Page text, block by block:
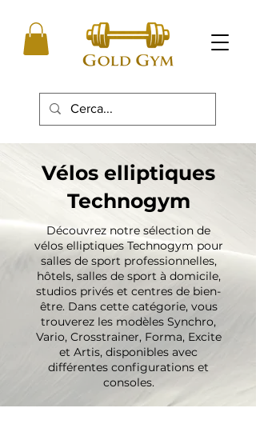
Vélos elliptiques
Technogym
Découvrez notre sélection de
vélos elliptiques Technogym pour
salles de sport professionnelles,
hôtels, salles de sport à domicile,
studios privés et centres de bien-
être. Dans cette catégorie, vous
trouverez les modèles Synchro,
Vario, Crosstrainer, Forma, Excite
et Artis, disponibles avec
différentes configurations et
consoles.